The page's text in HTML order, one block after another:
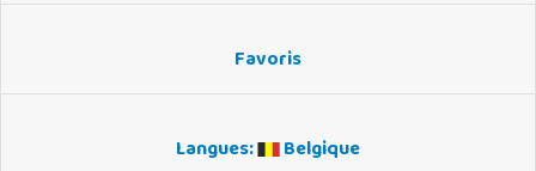
Favoris
Langues: Belgique